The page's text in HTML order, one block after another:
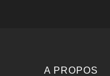
A PROPOS